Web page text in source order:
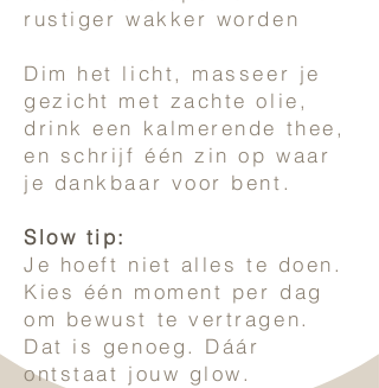
rustiger wakker worden
Dim het licht, masseer je
gezicht met zachte olie,
drink een kalmerende thee,
en schrijf één zin op waar
je dankbaar voor bent.
Slow tip:
Je hoeft niet alles te doen.
Kies één moment per dag
om bewust te vertragen.
Dat is genoeg. Dáár
ontstaat jouw glow.